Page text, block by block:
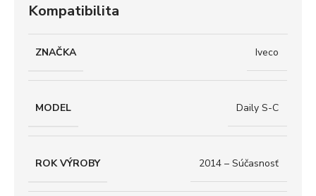
Kompatibilita
ZNAČKA Iveco
MODEL Daily S-C
ROK VÝROBY 2014 – Súčasnosť